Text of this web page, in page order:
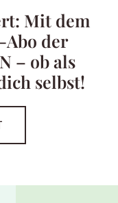
Mit dem
der
– ob als
selbst!